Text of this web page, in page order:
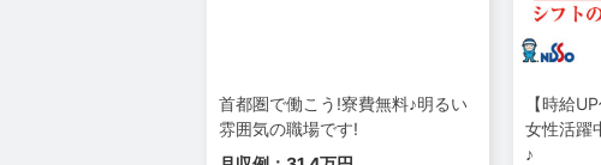
首都圏で働こう!寮費無料♪明るい
雰囲気の職場です!
【時給
女性活躍
♪